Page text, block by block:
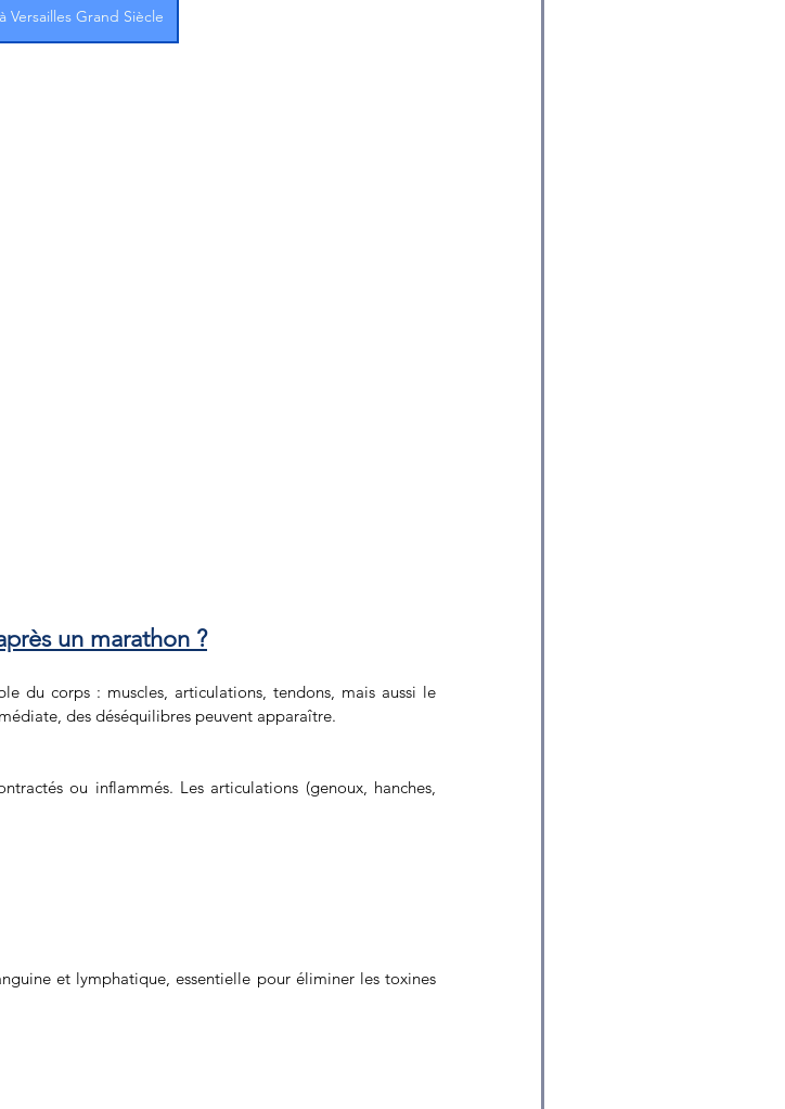
Versailles Grand Siècle
un marathon ?
du corps : muscles, articulations, tendons, mais aussi le
des déséquilibres peuvent apparaître.
ou inflammés. Les articulations (genoux, hanches,
et lymphatique, essentielle pour éliminer les toxines